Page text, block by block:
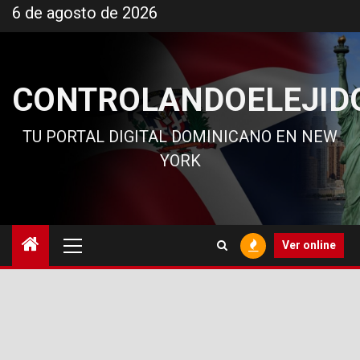
al
6 de agosto de 2026
TU PORTAL DIGITAL DOMINICANO EN NEW
YORK
principal
Ver online